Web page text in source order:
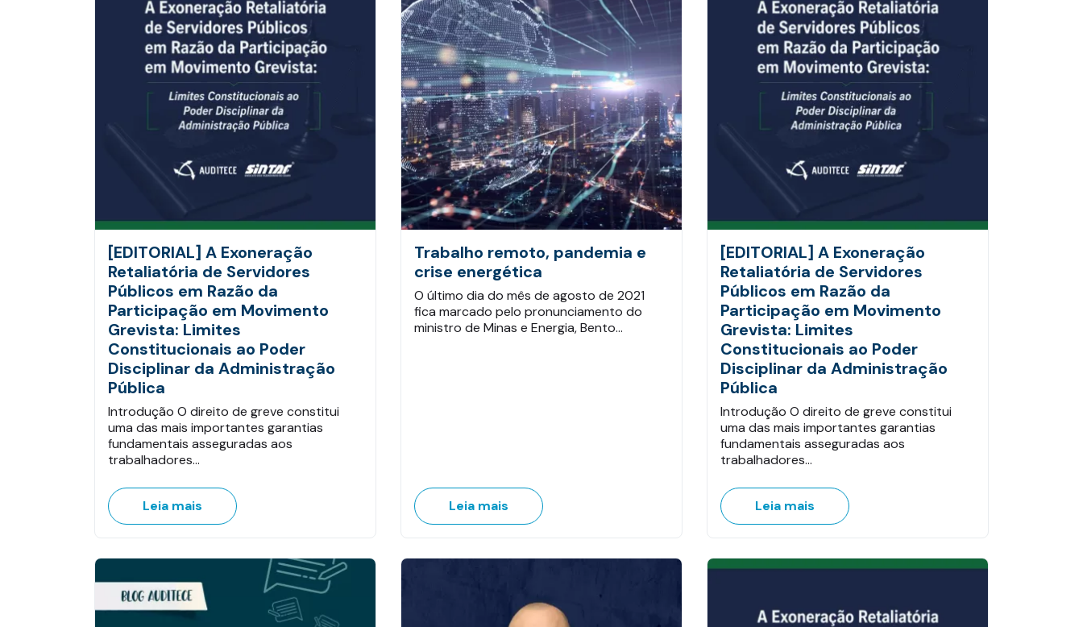
[EDITORIAL] A Exoneração
Retaliatória de Servidores
Públicos em Razão da
Participação em Movimento
Grevista: Limites
Constitucionais ao Poder
Disciplinar da Administração
Pública
Introdução O direito de greve constitui
uma das mais importantes garantias
fundamentais asseguradas aos
trabalhadores…
Leia mais
Trabalho remoto, pandemia e
crise energética
O último dia do mês de agosto de 2021
fica marcado pelo pronunciamento do
ministro de Minas e Energia, Bento…
Leia mais
[EDITORIAL] A Exoneração
Retaliatória de Servidores
Públicos em Razão da
Participação em Movimento
Grevista: Limites
Constitucionais ao Poder
Disciplinar da Administração
Pública
Introdução O direito de greve constitui
uma das mais importantes garantias
fundamentais asseguradas aos
trabalhadores…
Leia mais